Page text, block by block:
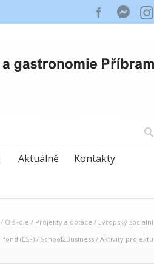
Aktuálně
Kontakty
/ O škole / Projekty a dotace / Evropský sociální
fond (ESF) / School2Business / Aktivity projektu